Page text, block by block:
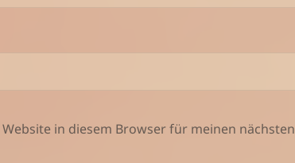
in diesem Browser für meinen nächsten